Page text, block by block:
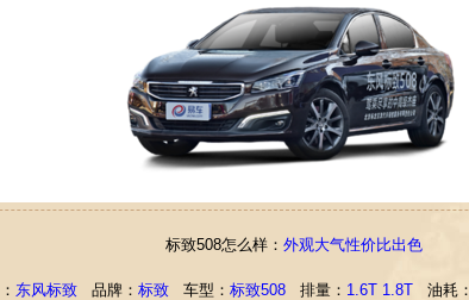
标致508怎么样： 外观大气性价比出色
东风标致品牌： 标致车型： 标致508排量： 1.6T 1.8T油耗：